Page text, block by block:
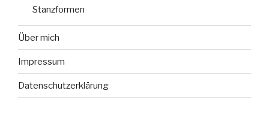
Stanzformen
Über mich
Impressum
Datenschutzerklärung